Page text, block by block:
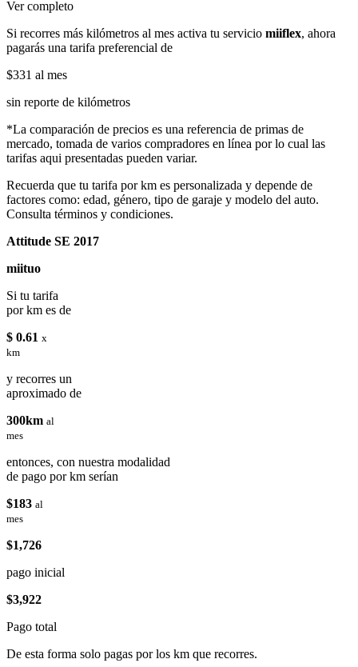
Ver completo
Si recorres más kilómetros al mes activa tu servicio miiflex, ahora
pagarás una tarifa preferencial de
$331 al mes
sin reporte de kilómetros
*La comparación de precios es una referencia de primas de
mercado, tomada de varios compradores en línea por lo cual las
tarifas aqui presentadas pueden variar.
Recuerda que tu tarifa por km es personalizada y depende de
factores como: edad, género, tipo de garaje y modelo del auto.
Consulta términos y condiciones.
Attitude SE 2017
miituo
Si tu tarifa
por km es de
$ 0.61 x
km
y recorres un
aproximado de
300km al
mes
entonces, con nuestra modalidad
de pago por km serían
$183 al
mes
$1,726
pago inicial
$3,922
Pago total
De esta forma solo pagas por los km que recorres.